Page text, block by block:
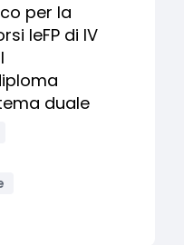
per la
IeFP di IV
duale